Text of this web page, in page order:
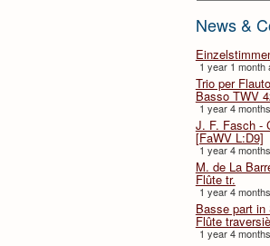
News &
1 year 1 month
Trio per
Basso TWV
1 year 4
J. F. Fasch -
[FaWV L:D9]
1 year 4
M. de La
Flûte tr.
1 year 4
Basse part
Flûte
1 year 4